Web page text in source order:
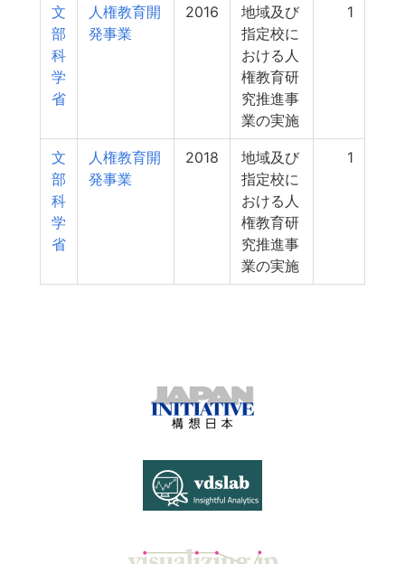
文
部
科
学
省
人権教育開
発事業
2016
地域及び
指定校に
おける人
権教育研
究推進事
業の実施
1
文
部
科
学
省
人権教育開
発事業
2018
地域及び
指定校に
おける人
権教育研
究推進事
業の実施
1